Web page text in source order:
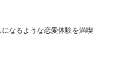
なるような恋愛体験を満喫